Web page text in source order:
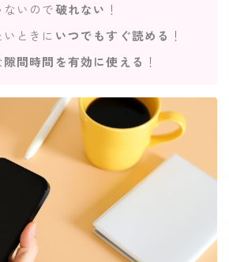
いので破れない ！
ときに いつでもすぐ読める ！
隙間時間を有効に使える ！